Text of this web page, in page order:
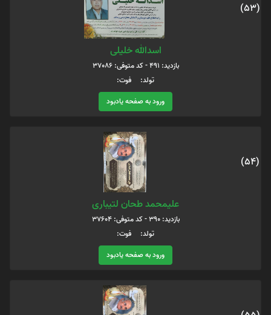
(53)
اسدالله خلیلی
بازدید: 491 - کد متوفی: 37086
تولد: فوت:
ورود به صفحه یادبود
(54)
علیمحمد طحان لتیباری
بازدید: 390 - کد متوفی: 37604
تولد: فوت:
ورود به صفحه یادبود